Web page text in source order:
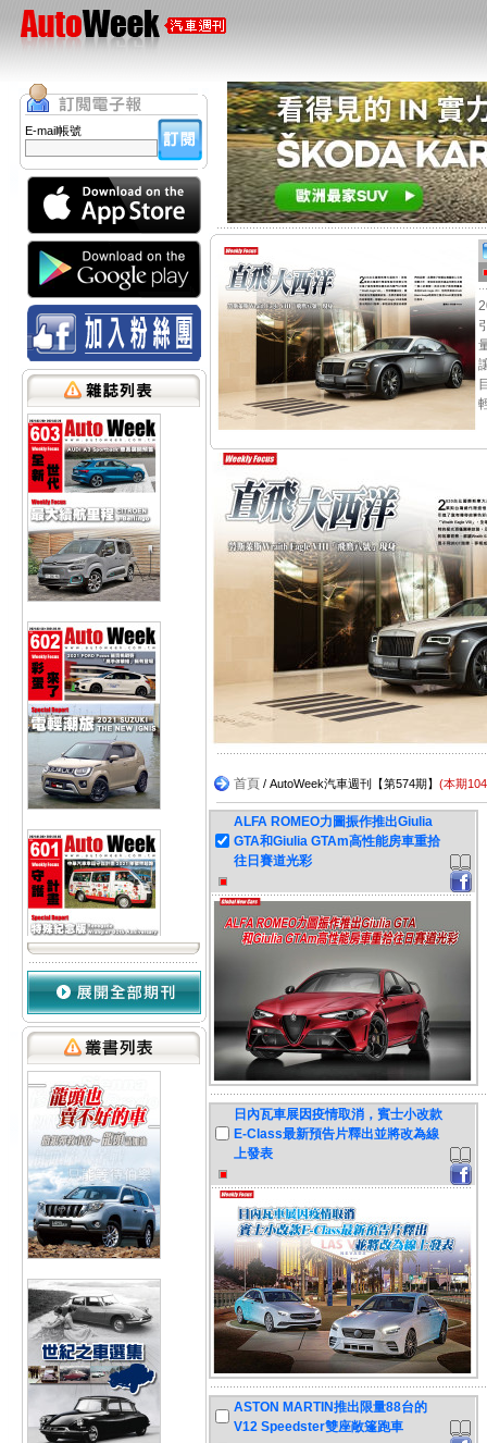
E-mail帳號
首頁 / AutoWeek汽車週刊【第574期】 (本期
ALFA ROMEO力圖振作推出Giulia
GTA和Giulia GTAm高性能房車重拾
往日賽道光彩
日內瓦車展因疫情取消，賓士小改款
E-Class最新預告片釋出並將改為線
上發表
ASTON MARTIN推出限量88台的
V12 Speedster雙座敞篷跑車